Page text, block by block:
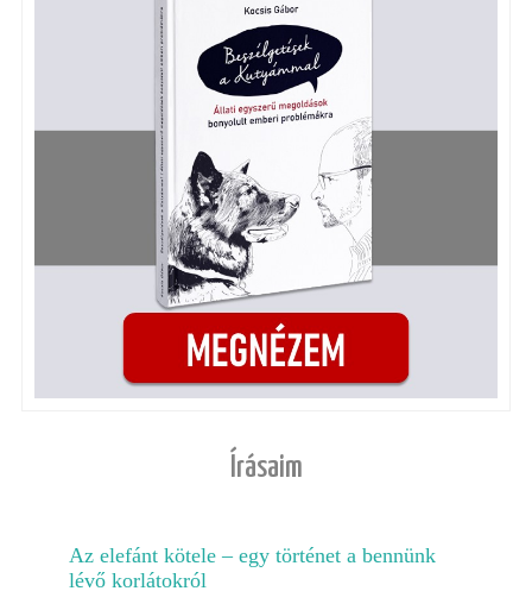
Írásaim
Az elefánt kötele – egy történet a bennünk
lévő korlátokról